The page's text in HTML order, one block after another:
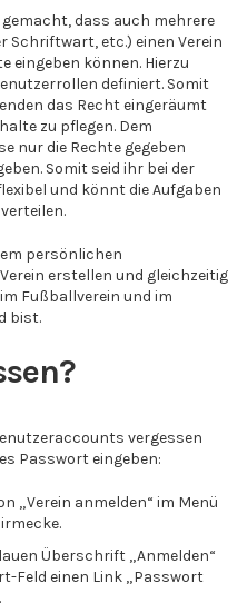
dass auch mehrere
Schriftwart, etc.) einen Verein
eingeben können. Hierzu
definiert. Somit
das Recht eingeräumt
zu pflegen. Dem
nur die Rechte gegeben
Somit seid ihr bei der
und könnt die Aufgaben
persönlichen
erstellen und gleichzeitig
Fußballverein und im
bist.
vergessen
Passwort eingeben:
„Verein anmelden“ im Menü
Überschrift „Anmelden“
Feld einen Link „Passwort